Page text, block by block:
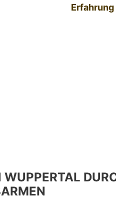
Erfahrung